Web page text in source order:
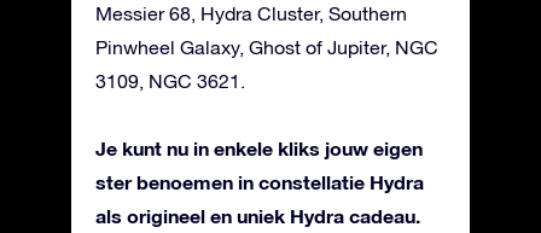
Messier 68, Hydra Cluster, Southern
Pinwheel Galaxy, Ghost of Jupiter, NGC
3109, NGC 3621.
Je kunt nu in enkele kliks jouw eigen
ster benoemen in constellatie Hydra
als origineel en uniek Hydra cadeau.